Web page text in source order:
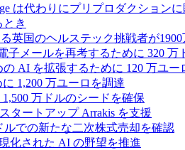
は代わりにプリプロダクション
き
英国のヘルステック挑戦者が
子メールを再考するために 320
AI を拡張するために 120 万ユー
1,200 万ユーロを調達
万ドルのシードを確保
タートアップ Arrakis を支援
ルでの新たな二次株式売却を確認
化された AI の野望を推進